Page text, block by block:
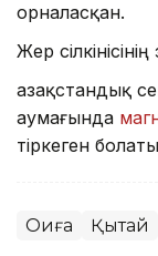
орналасқан.
Жер
Қазақстандық
аумағында
тіркеген
Оқиға Қытай